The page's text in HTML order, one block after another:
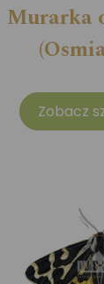
Murarka
Zobacz